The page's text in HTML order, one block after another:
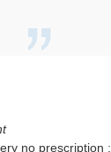
no prescription ;